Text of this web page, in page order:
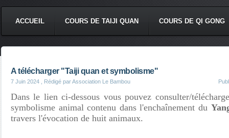
ACCUEIL COURS DE TAIJI QUAN COURS DE QI GONG
A télécharger "Taiji quan et symbolisme"
7 Juin 2024 , Rédigé par Association Le Bambou
Dans le lien ci-dessous vous pouvez consulter/
symbolisme animal contenu dans l'enchaînement du
travers l'évocation de huit animaux.